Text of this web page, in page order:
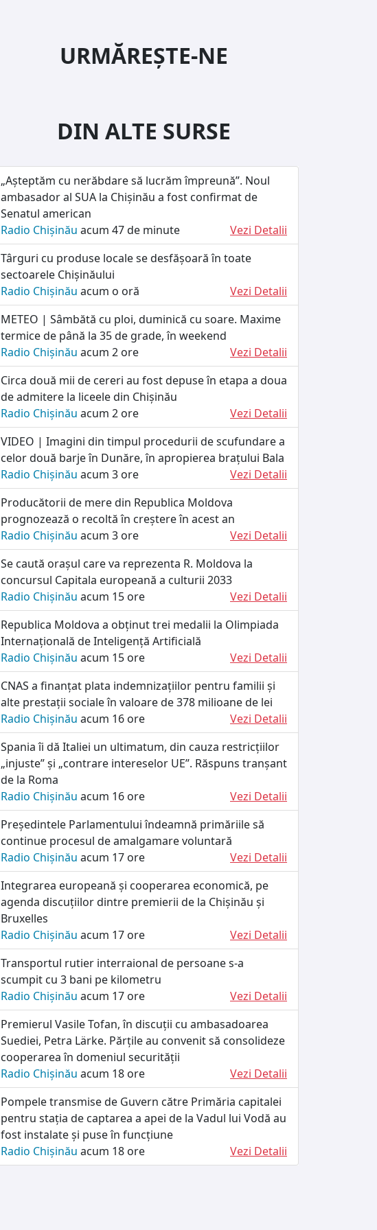
URMĂREȘTE-NE
DIN ALTE SURSE
„Așteptăm cu nerăbdare să lucrăm împreună”. Noul
ambasador al SUA la Chișinău a fost confirmat de
Senatul american
Radio Chișinău acum 47 de minute
Vezi Detalii
Târguri cu produse locale se desfășoară în toate
sectoarele Chișinăului
Radio Chișinău acum o oră
Vezi Detalii
METEO | Sâmbătă cu ploi, duminică cu soare. Maxime
termice de până la 35 de grade, în weekend
Radio Chișinău acum 2 ore
Vezi Detalii
Circa două mii de cereri au fost depuse în etapa a doua
de admitere la liceele din Chișinău
Radio Chișinău acum 2 ore
Vezi Detalii
VIDEO | Imagini din timpul procedurii de scufundare a
celor două barje în Dunăre, în apropierea brațului Bala
Radio Chișinău acum 3 ore
Vezi Detalii
Producătorii de mere din Republica Moldova
prognozează o recoltă în creștere în acest an
Radio Chișinău acum 3 ore
Vezi Detalii
Se caută orașul care va reprezenta R. Moldova la
concursul Capitala europeană a culturii 2033
Radio Chișinău acum 15 ore
Vezi Detalii
Republica Moldova a obținut trei medalii la Olimpiada
Internațională de Inteligență Artificială
Radio Chișinău acum 15 ore
Vezi Detalii
CNAS a finanțat plata indemnizațiilor pentru familii și
alte prestații sociale în valoare de 378 milioane de lei
Radio Chișinău acum 16 ore
Vezi Detalii
Spania îi dă Italiei un ultimatum, din cauza restricțiilor
„injuste” și „contrare intereselor UE”. Răspuns tranșant
de la Roma
Radio Chișinău acum 16 ore
Vezi Detalii
Președintele Parlamentului îndeamnă primăriile să
continue procesul de amalgamare voluntară
Radio Chișinău acum 17 ore
Vezi Detalii
Integrarea europeană și cooperarea economică, pe
agenda discuțiilor dintre premierii de la Chișinău și
Bruxelles
Radio Chișinău acum 17 ore
Vezi Detalii
Transportul rutier interraional de persoane s-a
scumpit cu 3 bani pe kilometru
Radio Chișinău acum 17 ore
Vezi Detalii
Premierul Vasile Tofan, în discuții cu ambasadoarea
Suediei, Petra Lärke. Părțile au convenit să consolideze
cooperarea în domeniul securității
Radio Chișinău acum 18 ore
Vezi Detalii
Pompele transmise de Guvern către Primăria capitalei
pentru stația de captarea a apei de la Vadul lui Vodă au
fost instalate și puse în funcțiune
Radio Chișinău acum 18 ore Vezi Detalii